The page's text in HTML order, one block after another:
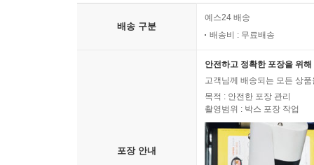
배송 구분
예스24 배송
배송비 : 무료배송
포장 안내
안전하고 정확한 포장을 위
고객님께 배송되는 모든 상
목적 : 안전한 포장 관리
촬영범위 : 박스 포장 작업